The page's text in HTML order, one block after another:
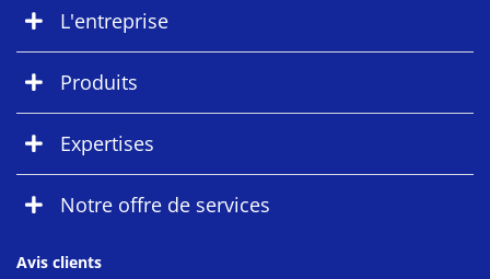
L'entreprise
Produits
Expertises
Notre offre de services
Avis clients